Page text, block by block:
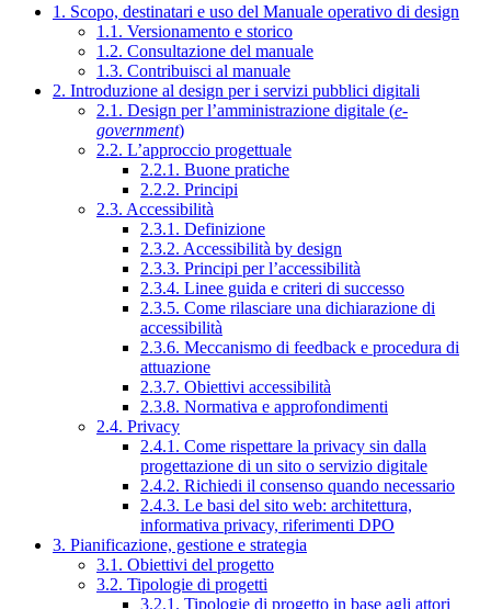
1. Scopo, destinatari e uso del Manuale operativo di design
1.1. Versionamento e storico
1.2. Consultazione del manuale
1.3. Contribuisci al manuale
2. Introduzione al design per i servizi pubblici digitali
2.1. Design per l’amministrazione digitale (e-
government)
2.2. L’approccio progettuale
2.2.1. Buone pratiche
2.2.2. Principi
2.3. Accessibilità
2.3.1. Definizione
2.3.2. Accessibilità by design
2.3.3. Principi per l’accessibilità
2.3.4. Linee guida e criteri di successo
2.3.5. Come rilasciare una dichiarazione di
accessibilità
2.3.6. Meccanismo di feedback e procedura di
attuazione
2.3.7. Obiettivi accessibilità
2.3.8. Normativa e approfondimenti
2.4. Privacy
2.4.1. Come rispettare la privacy sin dalla
progettazione di un sito o servizio digitale
2.4.2. Richiedi il consenso quando necessario
2.4.3. Le basi del sito web: architettura,
informativa privacy, riferimenti DPO
3. Pianificazione, gestione e strategia
3.1. Obiettivi del progetto
3.2. Tipologie di progetti
3.2.1. Tipologie di progetto in base agli attori